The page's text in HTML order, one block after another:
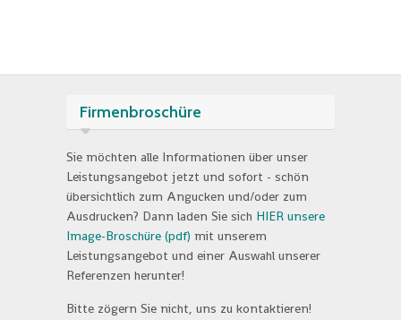
Firmenbroschüre
Sie möchten alle Informationen über unser
Leistungsangebot jetzt und sofort - schön
übersichtlich zum Angucken und/oder zum
Ausdrucken? Dann laden Sie sich HIER unsere
Image-Broschüre (pdf) mit unserem
Leistungsangebot und einer Auswahl unserer
Referenzen herunter!
Bitte zögern Sie nicht, uns zu kontaktieren!